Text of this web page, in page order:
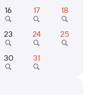
7,7
22:09
16 17 18
23 24 25
30 31